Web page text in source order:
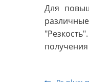
Для